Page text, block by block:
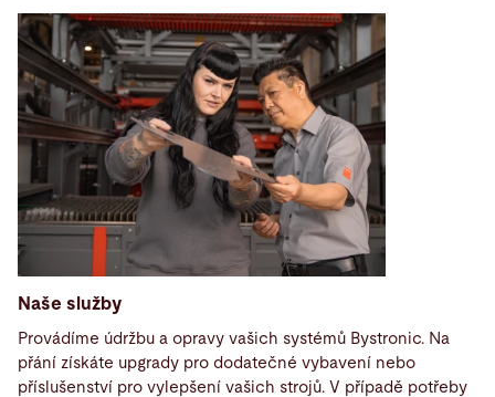
Naše služby
Provádíme údržbu a opravy vašich systémů Bystronic. Na
přání získáte upgrady pro dodatečné vybavení nebo
příslušenství pro vylepšení vašich strojů. V případě potřeby